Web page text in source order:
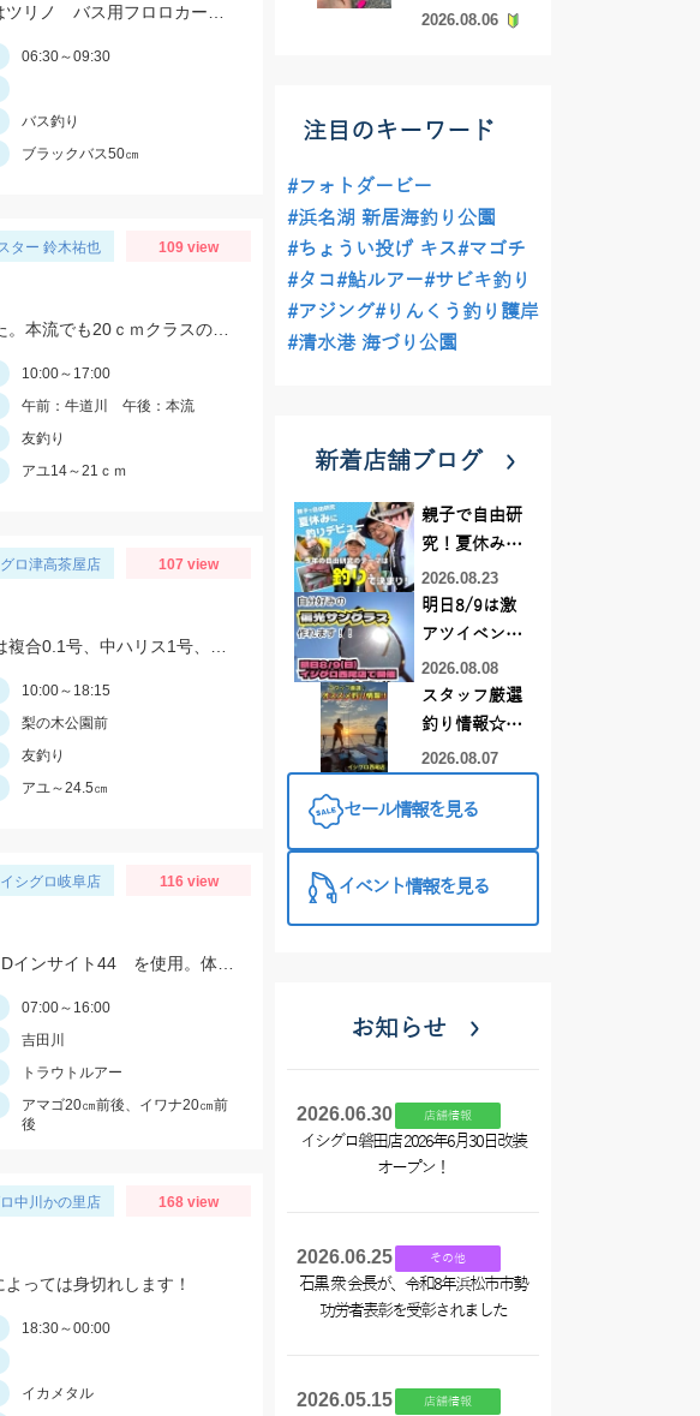
06:30～09:30
バス釣り
ブラックバス50㎝
ター 鈴木祐也 109 view
10:00～17:00
午前：牛道川 午後：本流
友釣り
アユ14～21ｃｍ
ロ津高茶屋店 107 view
10:00～18:15
梨の木公園前
友釣り
アユ～24.5㎝
イシグロ岐阜店 116 view
07:00～16:00
吉田川
トラウトルアー
アマゴ20㎝前後、イワナ20㎝前
後
中川かの里店 168 view
っては身切れします！
18:30～00:00
イカメタル
てます！
2026.08.06
注目のキーワード
#フォトダービー
#浜名湖 新居海釣り公園
#ちょうい投げ キス#マゴチ
#タコ#鮎ルアー#サビキ釣り
#アジング#りんくう釣り護岸
#清水港 海づり公園
新着店舗ブログ
親子で自由研
究！夏休みに
釣りデビュー
2026.08.23
明日8/9は激
アツイベント
日！！！～オ
ーダー偏光グ
ラス受注会～
2026.08.08
スタッフ厳選
釣り情報☆彡
連休は何釣り
♪【イシグロ
2026.08.07
セール情報を見る
イベント情報を見る
お知らせ
2026.06.30 店舗情報
イシグロ磐田店 2026年6月30日改装
オープン！
2026.06.25 その他
石黒 衆 会長が、令和8年浜松市市勢
功労者表彰を受彰されました
2026.05.15 店舗情報